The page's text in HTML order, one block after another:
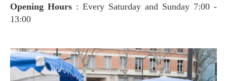
Opening Hours : Every Saturday and Sunday 7:00 -
13:00